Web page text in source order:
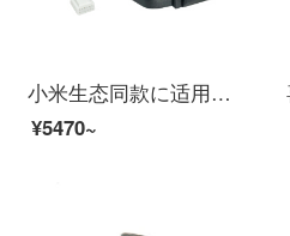
小米生态同款に适用される21种类のカローラブルダー新しのトヨタ非表示免レインストルワイレースハービビアン夜見21-19項カローラ原車版リコーダー/ブラックソープ
¥5470~